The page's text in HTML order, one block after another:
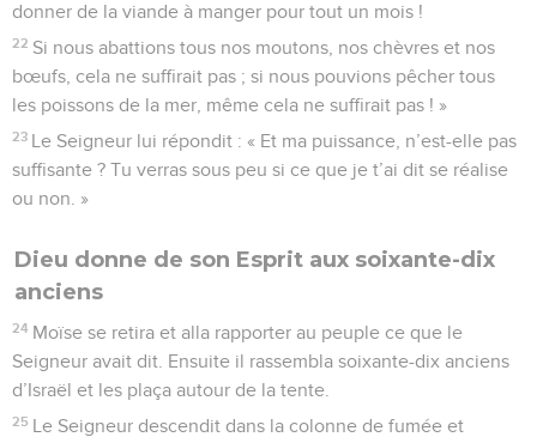
donner de la viande à manger pour tout un mois !
22 Si nous abattions tous nos moutons, nos chèvres et nos
bœufs, cela ne suffirait pas ; si nous pouvions pêcher tous
les poissons de la mer, même cela ne suffirait pas ! »
23 Le Seigneur lui répondit : « Et ma puissance, n’est-elle pas
suffisante ? Tu verras sous peu si ce que je t’ai dit se réalise
ou non. »
Dieu donne de son Esprit aux soixante-dix
anciens
24 Moïse se retira et alla rapporter au peuple ce que le
Seigneur avait dit. Ensuite il rassembla soixante-dix anciens
d’Israël et les plaça autour de la tente.
25 Le Seigneur descendit dans la colonne de fumée et